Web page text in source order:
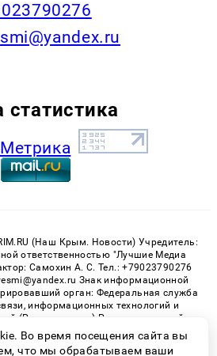
(Наш Крым. Новости) Учредитель:
ответственностью "Лучшие Медиа
Самохин А. С. Тел.: +79023790276
Знак информационной
орган: Федеральная служба
информационных технологий и
(Роскомнадзор) Регистрационный
ФС 77 - 81150 от 02.06.2021
Во время посещения сайта вы
что мы обрабатываем ваши